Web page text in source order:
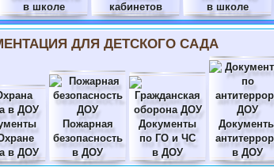
в школе
кабинетов
в школе
ДЛЯ ДЕТСКОГО САДА
в ДОУ
Пожарная
безопасность
в ДОУ
Документы
по ГО и ЧС
в ДОУ
в ДОУ